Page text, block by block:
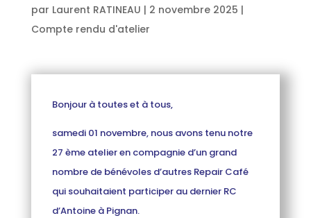
par Laurent RATINEAU | 2 novembre 2025 |
Compte rendu d'atelier
Bonjour à toutes et à tous,
samedi 01 novembre, nous avons tenu notre
27 ème atelier en compagnie d’un grand
nombre de bénévoles d’autres Repair Café
qui souhaitaient participer au dernier RC
d’Antoine à Pignan.